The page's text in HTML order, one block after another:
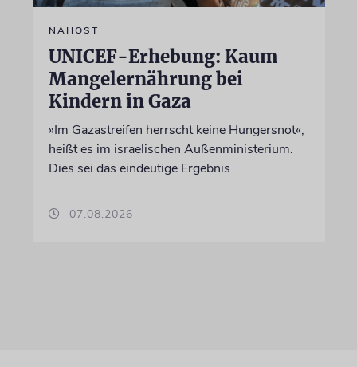
NAHOST
UNICEF-Erhebung: Kaum
Mangelernährung bei
Kindern in Gaza
»Im Gazastreifen herrscht keine Hungersnot«,
heißt es im israelischen Außenministerium.
Dies sei das eindeutige Ergebnis
07.08.2026